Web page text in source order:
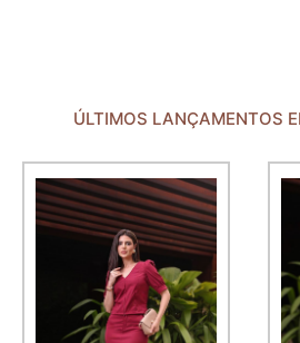
ÚLTIMOS LANÇAMENTOS